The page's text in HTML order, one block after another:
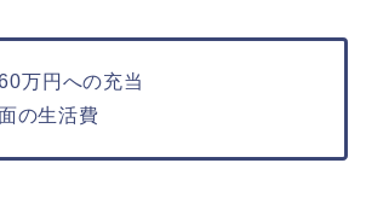
万円への充当
の生活費